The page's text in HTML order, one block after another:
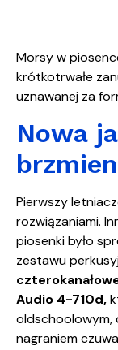
Morsy w
krótkotrwałe
uznawanej za
Nowa
Pierwszy
rozwiązaniami.
piosenki było
zestawu
Audio 4-710d,
oldschoolowym,
nagraniem